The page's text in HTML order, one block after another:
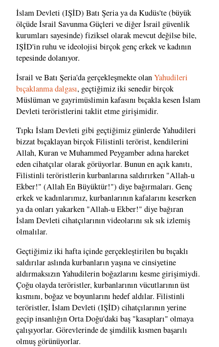
İslam Devleti (IŞİD) Batı Şeria ya da Kudüs'te (büyük
ölçüde İsrail Savunma Güçleri ve diğer İsrail güvenlik
kurumları sayesinde) fiziksel olarak mevcut değilse bile,
IŞİD'in ruhu ve ideolojisi birçok genç erkek ve kadının
tepesinde dolanıyor.
İsrail ve Batı Şeria'da gerçekleşmekte olanYahudileri
bıçaklanma dalgası, geçtiğimiz iki senedir birçok
Müslüman ve gayrimüslimin kafasını bıçakla kesen İslam
Devleti teröristlerini taklit etme girişimidir.
Tıpkı İslam Devleti gibi geçtiğimiz günlerde Yahudileri
bizzat bıçaklayan birçok Filistinli terörist, kendilerini
Allah, Kuran ve Muhammed Peygamber adına hareket
eden cihatçılar olarak görüyorlar. Bunun en açık kanıtı,
Filistinli teröristlerin kurbanlarına saldırırken "Allah-u
Ekber!" (Allah En Büyüktür!") diye bağırmaları. Genç
erkek ve kadınlarımız, kurbanlarının kafalarını keserken
ya da onları yakarken "Allah-u Ekber!" diye bağıran
İslam Devleti cihatçılarının videolarını sık sık izlemiş
olmalılar.
Geçtiğimiz iki hafta içinde gerçekleştirilen bu bıçaklı
saldırılar aslında kurbanların yaşına ve cinsiyetine
aldırmaksızın Yahudilerin boğazlarını kesme girişimiydi.
Çoğu olayda teröristler, kurbanlarının vücutlarının üst
kısmını, boğaz ve boyunlarını hedef aldılar. Filistinli
teröristler, İslam Devleti (IŞİD) cihatçılarının yerine
geçip insanlığın Orta Doğu'daki baş "kasapları" olmaya
çalışıyorlar. Görevlerinde de şimdilik kısmen başarılı
olmuş görünüyorlar.